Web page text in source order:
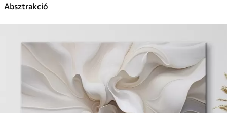
Absztrakció